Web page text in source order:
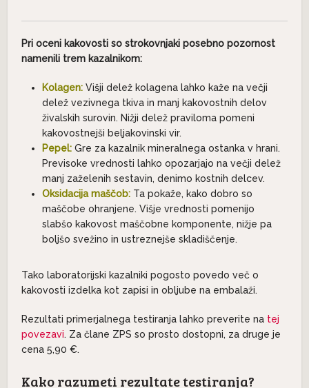
Pri oceni kakovosti so strokovnjaki posebno pozornost
namenili trem kazalnikom:
Kolagen: Višji delež kolagena lahko kaže na večji
delež vezivnega tkiva in manj kakovostnih delov
živalskih surovin. Nižji delež praviloma pomeni
kakovostnejši beljakovinski vir.
Pepel: Gre za kazalnik mineralnega ostanka v hrani.
Previsoke vrednosti lahko opozarjajo na večji delež
manj zaželenih sestavin, denimo kostnih delcev.
Oksidacija maščob: Ta pokaže, kako dobro so
maščobe ohranjene. Višje vrednosti pomenijo
slabšo kakovost maščobne komponente, nižje pa
boljšo svežino in ustreznejše skladiščenje.
Tako laboratorijski kazalniki pogosto povedo več o
kakovosti izdelka kot zapisi in obljube na embalaži.
Rezultati primerjalnega testiranja lahko preverite na tej
povezavi. Za člane ZPS so prosto dostopni, za druge je
cena 5,90 €.
Kako razumeti rezultate testiranja?